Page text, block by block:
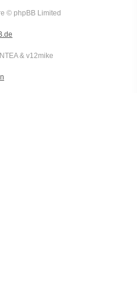
© phpBB Limited
& v12mike